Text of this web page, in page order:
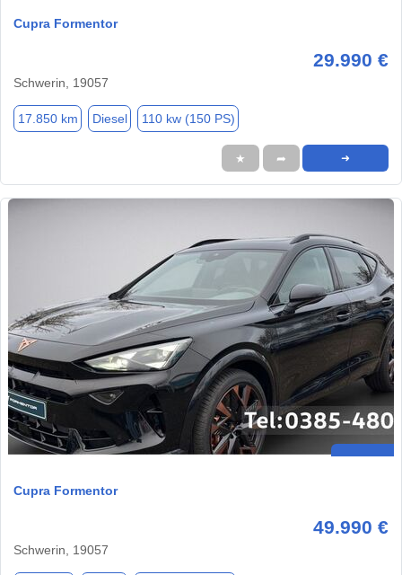
Cupra Formentor
29.990 €
Schwerin, 19057
17.850 km Diesel 110 kw (150 PS)
★ ➦ ➜
Cupra Formentor
49.990 €
Schwerin, 19057